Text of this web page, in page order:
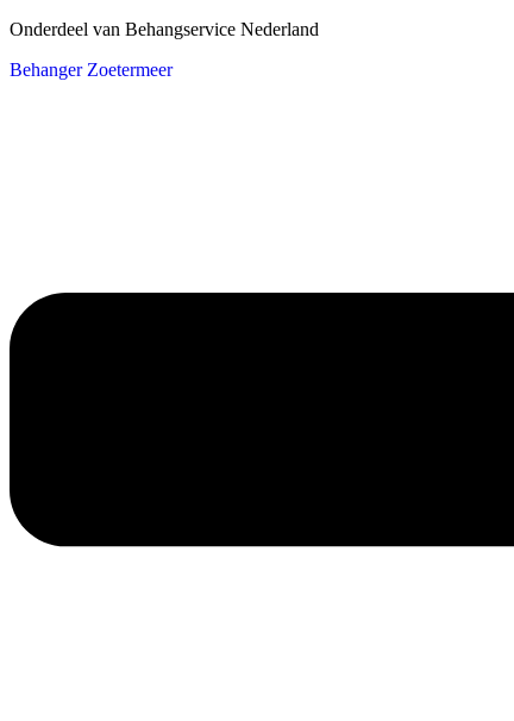
Onderdeel van Behangservice Nederland
Behanger Zoetermeer